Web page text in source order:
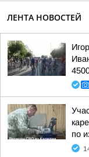
ЛЕНТА НОВОСТЕЙ
по